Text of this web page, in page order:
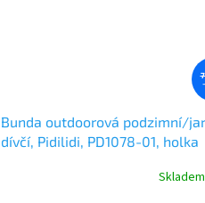
Bunda outdoorová podzimní/
dívčí, Pidilidi, PD1078-01, holka
Skladem